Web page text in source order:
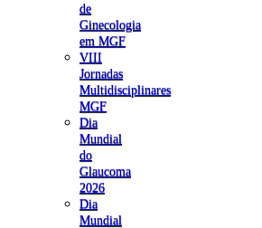
de
Ginecologia
em MGF
VIII
Jornadas
Multidisciplinares
MGF
Dia
Mundial
do
Glaucoma
2026
Dia
Mundial